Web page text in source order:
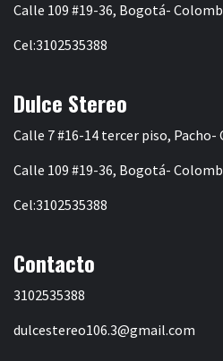
Calle 109 #19-36, Bogotá-
Cel:3102535388
Dulce Stereo
Calle 7 #16-14 tercer piso, Pacho-
Calle 109 #19-36, Bogotá-
Cel:3102535388
Contacto
3102535388
dulcestereo106.3@gmail.com